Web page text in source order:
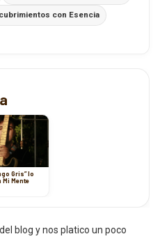
con Esencia
Gris” lo
Mi Mente
blog y nos platico un poco